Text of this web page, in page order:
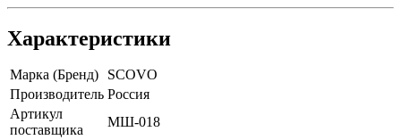
Характеристики
Марка (Бренд)
SCOVO
Производитель Россия
Артикул
поставщика
МШ-018